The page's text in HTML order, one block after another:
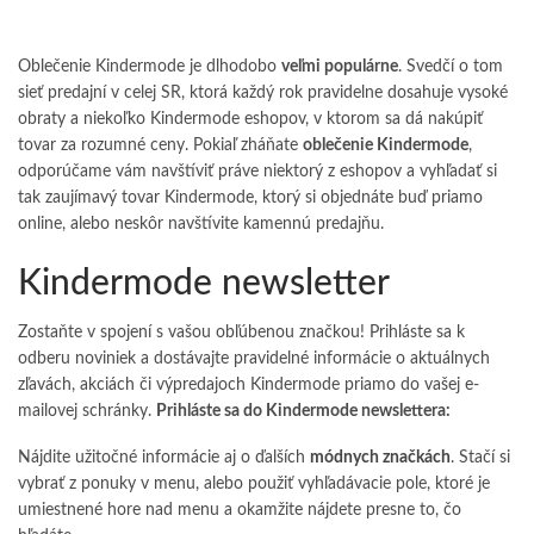
Oblečenie Kindermode je dlhodobo veľmi populárne. Svedčí o tom
sieť predajní v celej SR, ktorá každý rok pravidelne dosahuje vysoké
obraty a niekoľko Kindermode eshopov, v ktorom sa dá nakúpiť
tovar za rozumné ceny. Pokiaľ zháňate oblečenie Kindermode,
odporúčame vám navštíviť práve niektorý z eshopov a vyhľadať si
tak zaujímavý tovar Kindermode, ktorý si objednáte buď priamo
online, alebo neskôr navštívite kamennú predajňu.
Kindermode newsletter
Zostaňte v spojení s vašou obľúbenou značkou! Prihláste sa k
odberu noviniek a dostávajte pravidelné informácie o aktuálnych
zľavách, akciách či výpredajoch Kindermode priamo do vašej e-
mailovej schránky. Prihláste sa do Kindermode newslettera:
Nájdite užitočné informácie aj o ďalších módnych značkách. Stačí si
vybrať z ponuky v menu, alebo použiť vyhľadávacie pole, ktoré je
umiestnené hore nad menu a okamžite nájdete presne to, čo